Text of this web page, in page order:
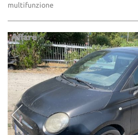
multifunzione